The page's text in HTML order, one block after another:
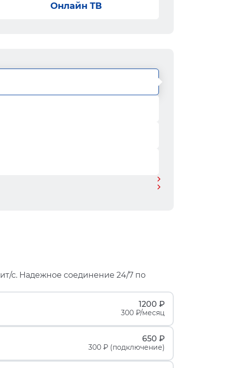
Онлайн ТВ
с. Надежное соединение 24/7 по
1200 ₽
300 ₽/месяц
650 ₽
300 ₽ (подключение)